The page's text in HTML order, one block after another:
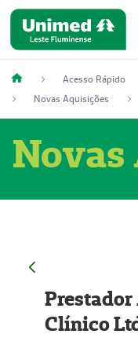
Acesso Rápido
Novas Aquisições
Clínico